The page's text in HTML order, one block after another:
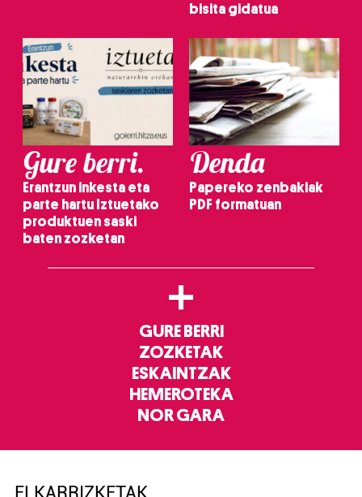
bisita gidatua
Gure berri.
Erantzun inkesta eta
parte hartu Iztuetako
produktuen saski
baten zozketan
Denda
Papereko zenbakiak
PDF formatuan
+
GURE BERRI
ZOZKETAK
ESKAINTZAK
HEMEROTEKA
NOR GARA
ELKARRIZKETAK